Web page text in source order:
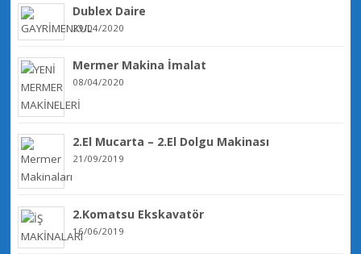
Dublex Daire
29/04/2020
Mermer Makina İmalat
08/04/2020
2.El Mucarta – 2.El Dolgu Makinası
21/09/2019
2.Komatsu Ekskavatör
16/06/2019